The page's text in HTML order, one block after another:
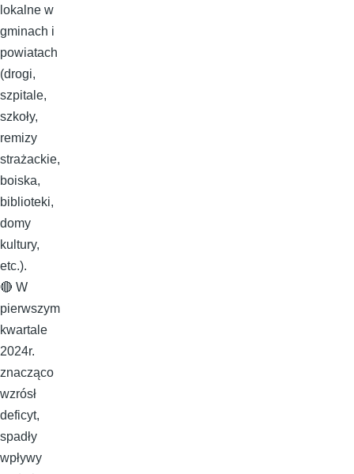
lokalne w
gminach i
powiatach
(drogi,
szpitale,
szkoły,
remizy
strażackie,
boiska,
biblioteki,
domy
kultury,
etc.).
🔴 W
pierwszym
kwartale
2024r.
znacząco
wzrósł
deficyt,
spadły
wpływy